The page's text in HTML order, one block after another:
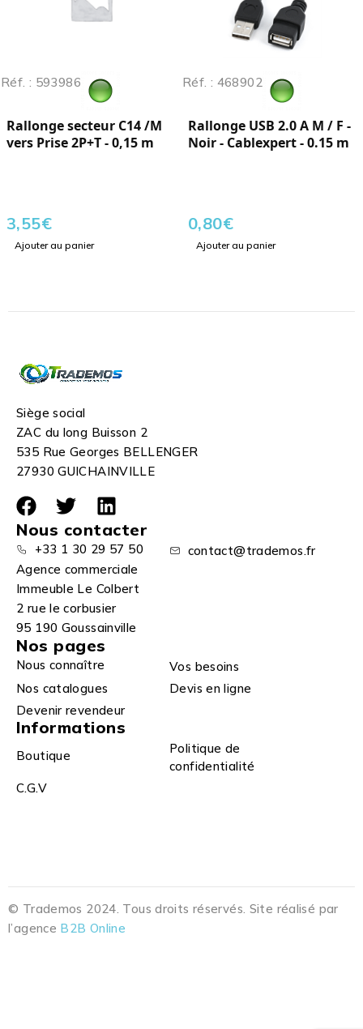
Réf. : 593986
Rallonge secteur C14 /M
vers Prise 2P+T - 0,15 m
3,55€
Ajouter au panier
Réf. : 468902
Rallonge USB 2.0 A M / F -
Noir - Cablexpert - 0.15 m
0,80€
Ajouter au panier
Siège social
ZAC du long Buisson 2
535 Rue Georges BELLENGER
27930 GUICHAINVILLE
Nous contacter
+33 1 30 29 57 50
contact@trademos.fr
Agence commerciale
Immeuble Le Colbert
2 rue le corbusier
95 190 Goussainville
Nos pages
Nous connaître
Vos besoins
Nos catalogues
Devis en ligne
Devenir revendeur
Informations
Boutique
Politique de
confidentialité
C.G.V
© Trademos 2024. Tous droits réservés. Site réalisé par
l’agence B2B Online